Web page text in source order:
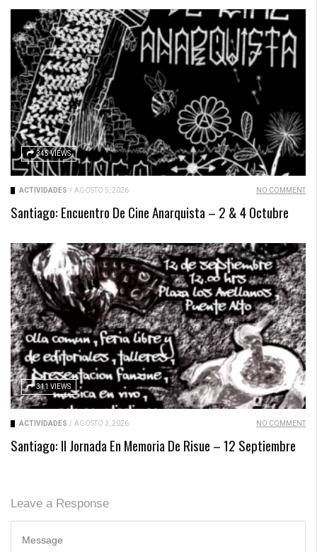
345 VIEWS
ACTIVIDADES / AGOSTO 5, 2026 NO COMMENT
Santiago: Encuentro De Cine Anarquista – 2 & 4 Octubre
311 VIEWS
ACTIVIDADES / AGOSTO 3, 2026 NO COMMENT
Santiago: II Jornada En Memoria De Risue – 12 Septiembre
Leave a Response